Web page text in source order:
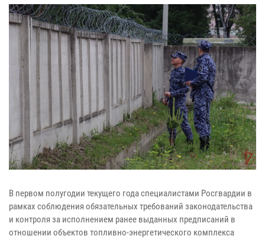
В первом полугодии текущего года специалистами Росгвардии в
рамках соблюдения обязательных требований законодательства
и контроля за исполнением ранее выданных предписаний в
отношении объектов топливно-энергетического комплекса